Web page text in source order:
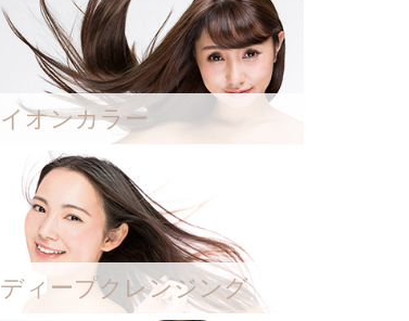
イオンカラー
ディープクレンジング